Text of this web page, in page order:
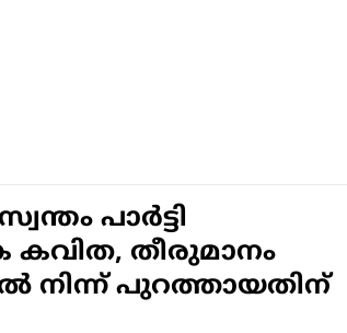
പാര്‍ട്ടി
കവിത, തീരുമാനം
പുറത്തായതിന്